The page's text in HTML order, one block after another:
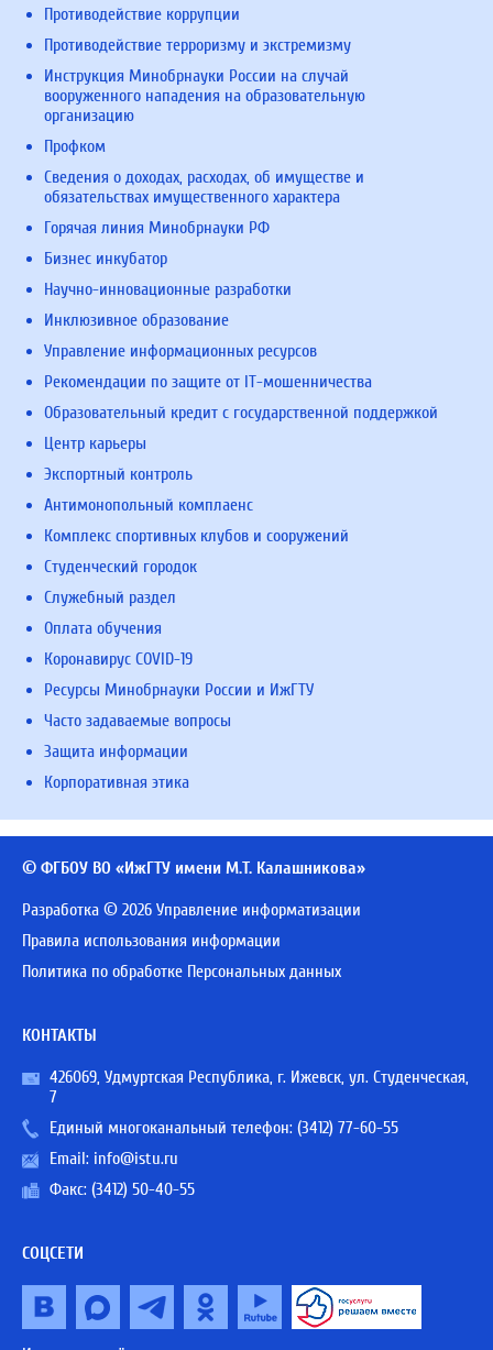
Противодействие коррупции
Противодействие терроризму и экстремизму
Инструкция Минобрнауки России на случай
вооруженного нападения на образовательную
организацию
Профком
Сведения о доходах, расходах, об имуществе и
обязательствах имущественного характера
Горячая линия Минобрнауки РФ
Бизнес инкубатор
Научно-инновационные разработки
Инклюзивное образование
Управление информационных ресурсов
Рекомендации по защите от IT-мошенничества
Образовательный кредит с государственной поддержкой
Центр карьеры
Экспортный контроль
Антимонопольный комплаенс
Комплекс спортивных клубов и сооружений
Студенческий городок
Служебный раздел
Оплата обучения
Коронавирус COVID-19
Ресурсы Минобрнауки России и ИжГТУ
Часто задаваемые вопросы
Защита информации
Корпоративная этика
© ФГБОУ ВО «ИжГТУ имени М.Т. Калашникова»
Разработка © 2026 Управление информатизации
Правила использования информации
Политика по обработке Персональных данных
КОНТАКТЫ
426069, Удмуртская Республика, г. Ижевск, ул. Студенческая,
7
Единый многоканальный телефон: (3412) 77-60-55
Email: info@istu.ru
Факс: (3412) 50-40-55
СОЦСЕТИ